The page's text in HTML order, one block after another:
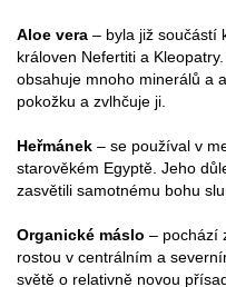
Aloe vera – byla již součástí
královen Nefertiti a
obsahuje mnoho minerálů a
pokožku a zvlhčuje ji.
Heřmánek – se používal v
starověkém Egyptě. Jeho
zasvětili samotnému bohu
Organické máslo – pochází
rostou v centrálním a
světě o relativně novou